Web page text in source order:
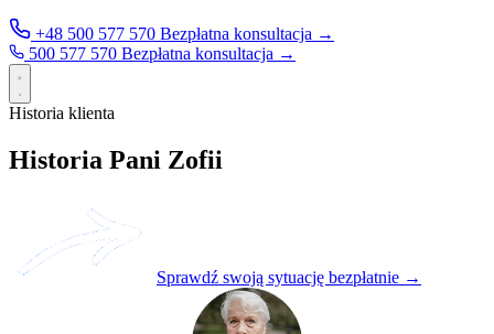
+48 500 577 570 Bezpłatna konsultacja →
500 577 570 Bezpłatna konsultacja →
Historia klienta
Historia Pani Zofii
Sprawdź swoją sytuację bezpłatnie →